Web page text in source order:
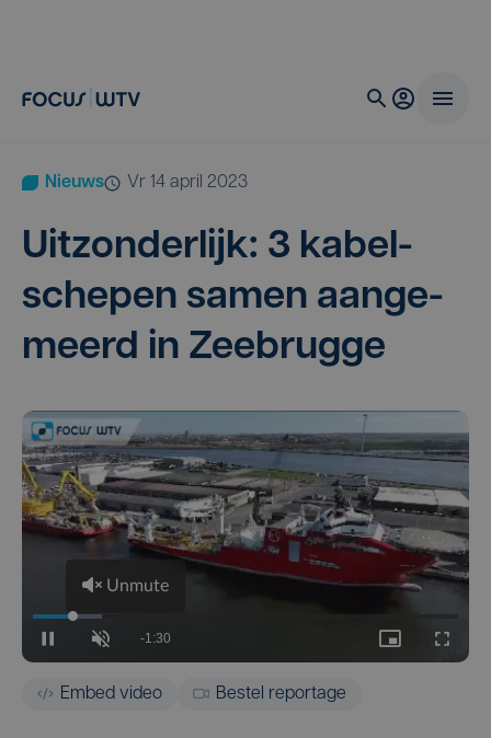
Nieuws vr 14 april 2023
Uit­zon­der­lijk: 3 kabel­
sche­pen samen aan­ge­
meerd in Zeebrugge
Embed video Bestel reportage